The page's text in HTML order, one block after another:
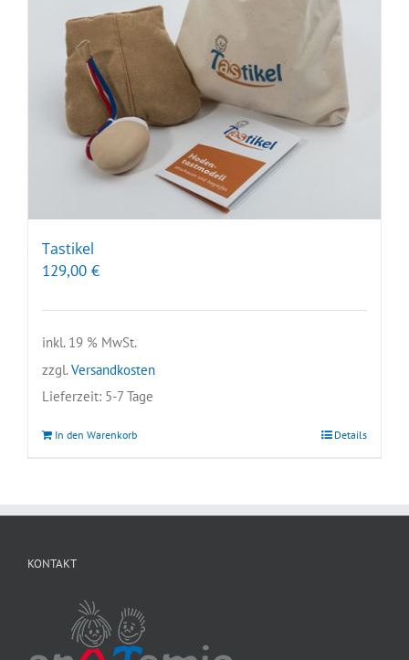
Tastikel
129,00 €
inkl. 19 % MwSt.
zzgl.Versandkosten
Lieferzeit: 5-7 Tage
In den Warenkorb Details
KONTAKT